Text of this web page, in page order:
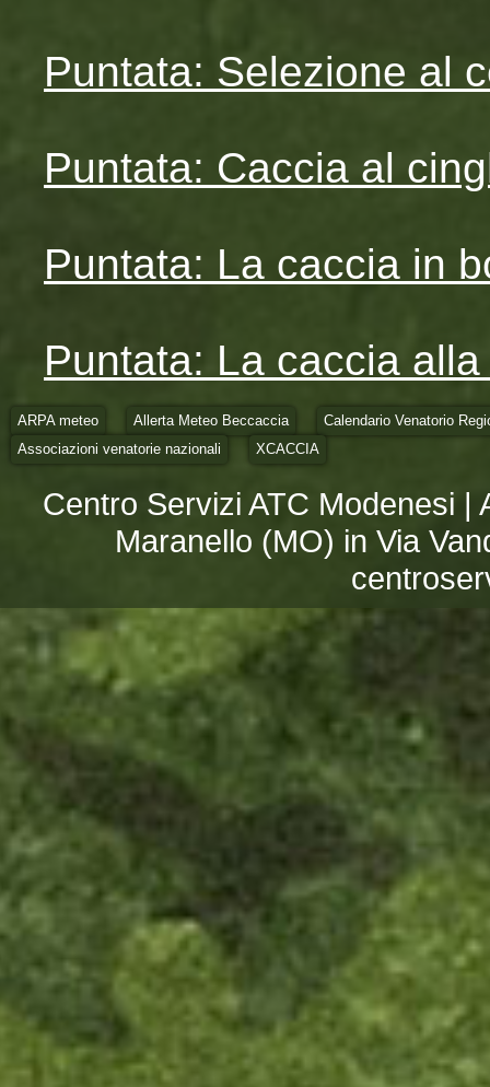
Puntata: Selezione al
Puntata: Caccia al
Puntata: La caccia in
Puntata: La caccia
ARPA meteo Allerta Meteo Beccaccia
Calendario Venatorio
Associazioni venatorie nazionali
XCACCIA
Centro Servizi ATC Modenesi |
Maranello (MO) in Via